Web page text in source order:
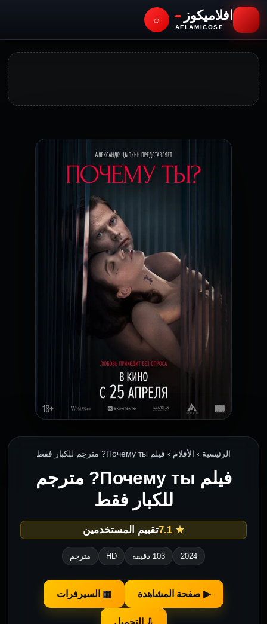
افلاميكوز
AFLAMICOSE
⌕
الرئيسية › الأفلام › فيلم Почему ты? مترجم للكبار فقط
فيلم Почему ты? مترجم
للكبار فقط
★ 7.1 تقييم المستخدمين
2024 103 دقيقة HD مترجم
▶ صفحة المشاهدة ▦ السيرفرات